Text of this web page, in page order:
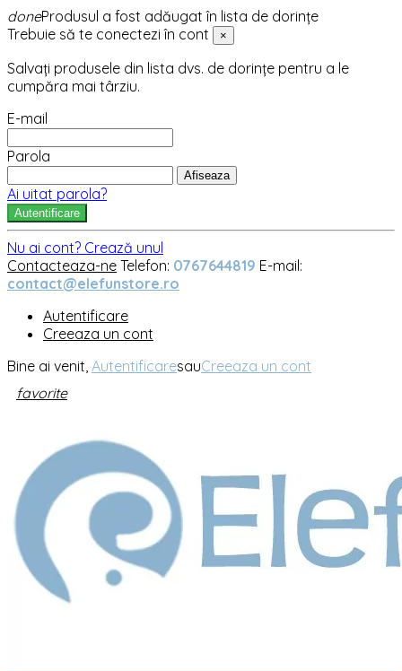
doneProdusul a fost adăugat în lista de dorințe
Trebuie să te conectezi în cont
×
Salvați produsele din lista dvs. de dorințe pentru a le
cumpăra mai târziu.
E-mail
Parola
Afiseaza
Ai uitat parola?
Autentificare
Nu ai cont? Crează unul
Contacteaza-ne Telefon: 0767644819 E-mail:
contact@elefunstore.ro
Autentificare
Creeaza un cont
Bine ai venit, AutentificaresauCreeaza un cont
favorite